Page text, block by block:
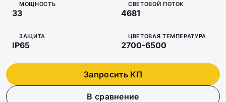
МОЩНОСТЬ
33
СВЕТОВОЙ ПОТОК
4681
ЗАЩИТА
IP65
ЦВЕТОВАЯ ТЕМПЕРАТУРА
2700-6500
Запросить КП
В сравнение